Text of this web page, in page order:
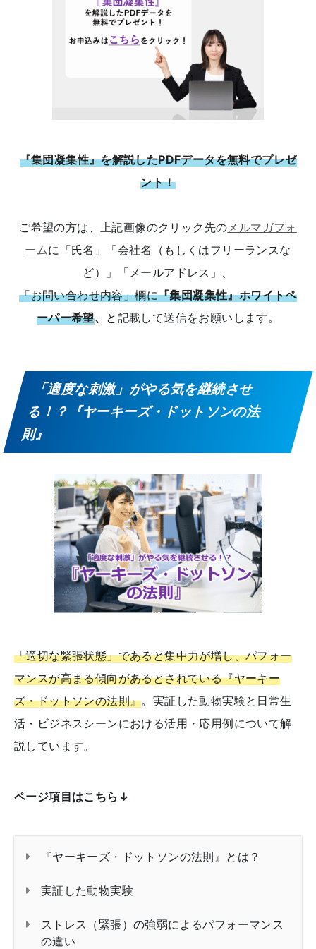
『集団凝集性』を解説したPDFデータを無料でプレゼ
ント！
ご希望の方は、上記画像のクリック先の メルマガフォ
ームに「氏名」「会社名（もしくはフリーランスな
ど）」「メールアドレス」、
「お問い合わせ内容」欄に『集団凝集性』ホワイトペ
ーパー希望、 と記載して送信をお願いします。
「適度な刺激」がやる気を継続させ
る！？『ヤーキーズ・ドットソンの法
則』
「適切な緊張状態」であると集中力が増し、パフォー
マンスが高まる傾向があるとされている『ヤーキー
ズ・ドットソンの法則』。実証した動物実験と日常生
活・ビジネスシーンにおける活用・応用例について解
説しています。
ページ項目はこちら↓
『ヤーキーズ・ドットソンの法則』とは？
実証した動物実験
ストレス（緊張）の強弱によるパフォーマンス
の違い